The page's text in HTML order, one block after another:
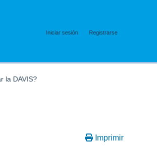
Iniciar sesión Registrarse
la DAVIS?
Imprimir